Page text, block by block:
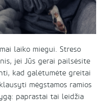
laiko miegui. Streso
jei Jūs gerai pailsėsite
kad galėtumėte greitai
mėgstamos ramios
paprastai tai leidžia